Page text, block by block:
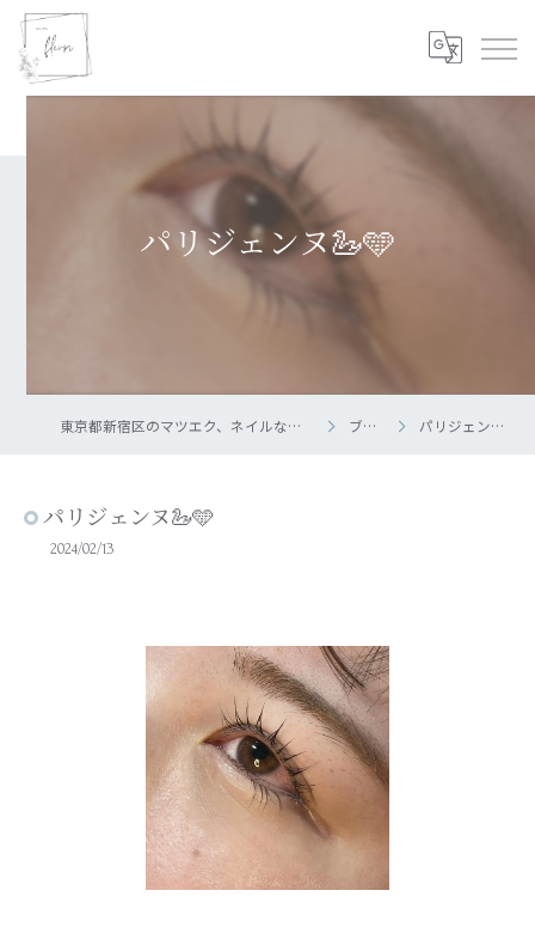
パリジェンヌ🦢🩵
東京都新宿区のマツエク、ネイルならsalon fleuri ブログ パリジェンヌ🦢🩵
パリジェンヌ🦢🩵
2024/02/13